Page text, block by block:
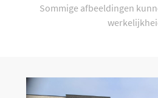
Sommige afbeeldingen